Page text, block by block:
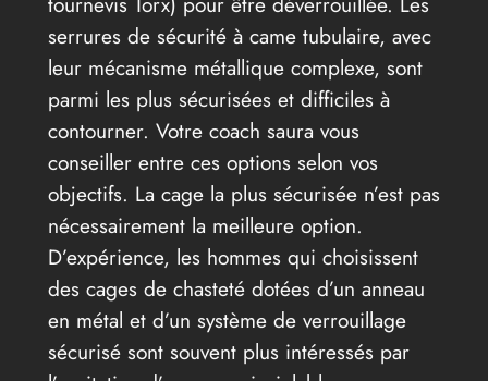
serrures de sécurité à came tubulaire, avec
leur mécanisme métallique complexe, sont
parmi les plus sécurisées et difficiles à
contourner. Votre coach saura vous
conseiller entre ces options selon vos
objectifs. La cage la plus sécurisée n’est pas
nécessairement la meilleure option.
D’expérience, les hommes qui choisissent
des cages de chasteté dotées d’un anneau
en métal et d’un système de verrouillage
sécurisé sont souvent plus intéressés par